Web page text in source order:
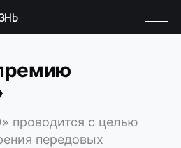
проводится с целью
передовых